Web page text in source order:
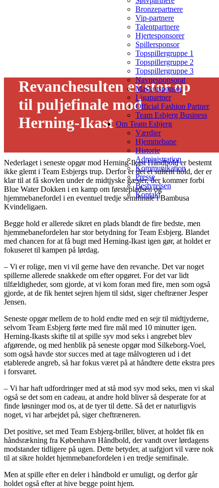
Bronzepartnere
Vip-partnere
Talentpartnere
Hjertesponsorer
Spillersponsor
Topspillergruppe 1
Topspillergruppe 2
Topspillergruppe 3
Navnesponsorat
Maskotsponsor
Ligapartner
Official Fashion Partner
Team Esbjerg Business
Om Team Esbjerg
Værdier
Hjemmebane
Historie
Administration
Kommunikation
Presse
Bestyrelsen
Kontakt
Revanchesulten er stor op
til puljefinale mod
Herning-Ikast
Nederlaget i seneste opgør mod Herning-Ikast Håndbold er bestemt
ikke glemt i Team Esbjergs trup. Derfor er det et sultent hold, der er
klar til at få skovlen under de midtjyske gæster, der kommer forbi
Blue Water Dokken i en kamp om førstepladsen og
hjemmebanefordel i en eventuel tredje semifinale i Bambusa
Kvindeligaen.
Begge hold er allerede sikret en plads blandt de fire bedste, men
hjemmebanefordelen har stor betydning for Team Esbjerg. Blandet
med chancen for at få bugt med Herning-Ikast igen gør, at holdet er
fokuseret til kampen på lørdag.
– Vi er rolige, men vi vil gerne have den revanche. Det var noget
spillerne allerede snakkede om efter opgøret. For det var lidt
tilfældigheder, som gjorde, at vi kom foran med fire, men som også
gjorde, at de fik hentet sejren hjem til sidst, siger cheftræner Jesper
Jensen.
Seneste opgør mellem de to hold endte med en sejr til midtjyderne,
selvom Team Esbjerg førte med fire mål med 10 minutter igen.
Herning-Ikasts skifte til at spille syv mod seks i angrebet blev
afgørende, og med henblik på seneste opgør mod Silkeborg-Voel,
som også havde stor succes med at tage målvogteren ud i det
etablerede angreb, så har fokus været på at håndtere dette ekstra pres
i forsvaret.
– Vi har haft udfordringer med at stå mod syv mod seks, men vi skal
også se det som en cadeau, at andre hold bliver så desperate for at
finde løsninger mod os, at de tyer til dette. Så det er naturligvis
noget, vi har arbejdet på, siger cheftræneren.
Det positive, set med Team Esbjerg-briller, bliver, at holdet fik en
håndsrækning fra København Håndbold, der vandt over lørdagens
modstander tidligere på ugen. Dette betyder, at uafgjort vil være nok
til at sikre holdet hjemmebanefordelen i en tredje semifinale.
Men at spille efter en deler i håndbold er umuligt, og derfor går
holdet også efter at hive begge point hjem.